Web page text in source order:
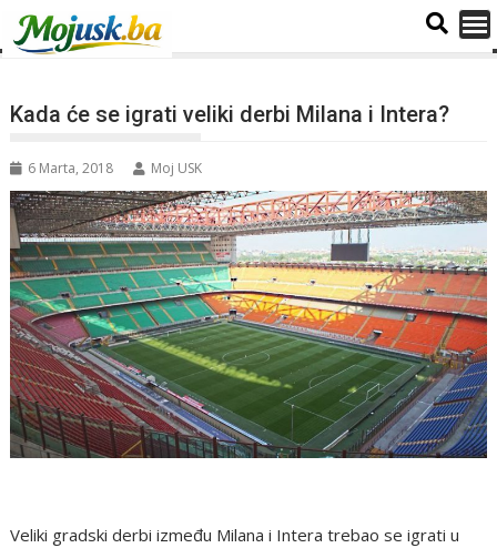
Kada će se igrati veliki derbi Milana i Intera?
6 Marta, 2018 Moj USK
Veliki gradski derbi između Milana i Intera trebao se igrati u